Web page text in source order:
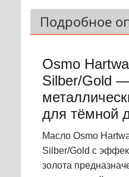
Подробное
Osmo
Silber/Gold
для тёмной
Масло Osmo
Silber/Gold с
золота